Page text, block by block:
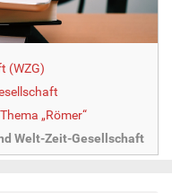
(WZG)
„Römer“
Welt-Zeit-Gesellschaft